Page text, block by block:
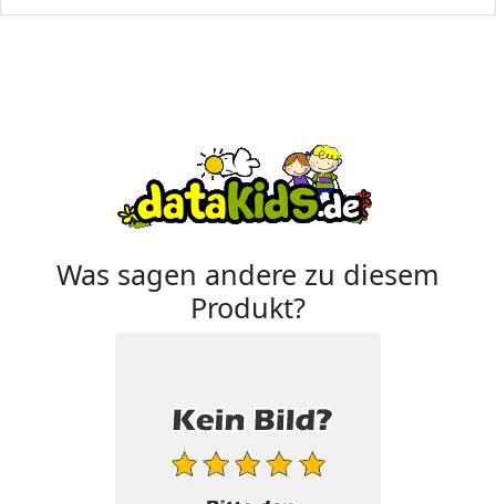
Was sagen andere zu diesem
Produkt?